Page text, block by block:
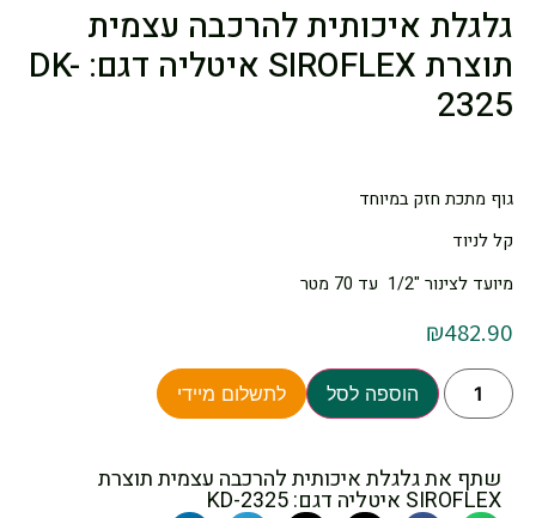
גלגלת איכותית להרכבה עצמית
תוצרת SIROFLEX איטליה דגם: DK-
2325
גוף מתכת חזק במיוחד
קל לניוד
מיועד לצינור "1/2 עד 70 מטר
₪482.90
הוספה לסל לתשלום מיידי
שתף את גלגלת איכותית להרכבה עצמית תוצרת
SIROFLEX איטליה דגם: KD-2325